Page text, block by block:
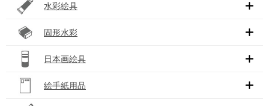
水彩絵具
固形水彩
日本画絵具
絵手紙用品